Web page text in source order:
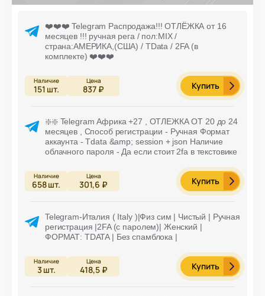
❤️❤️❤️ Telegram Распродажа!!! ОТЛЁЖКА от 16
месяцев !!! ручная рега / пол:MIX /
страна:АМЕРИКА,(США) / TData / 2FA (в
комплекте) ❤️❤️❤️
151 шт. 837 ₽ Купить
❇️❇️ Telegram Африка +27 , ОТЛЕЖКА ОТ 20 до 24
месяцев , Способ регистрации - Ручная Формат
аккаунта - Tdata &amp; session + json Наличие
облачного пароля - Да если стоит 2fa в текстовике
658шт. 301,6 ₽ Купить
Telegram-Италия ( Italy )|Физ сим | Чистый | Ручная
регистрация |2FA (с паролем)| Женский |
ФОРМАТ: TDATA | Без спамблока |
3шт. 418,5 ₽ Купить